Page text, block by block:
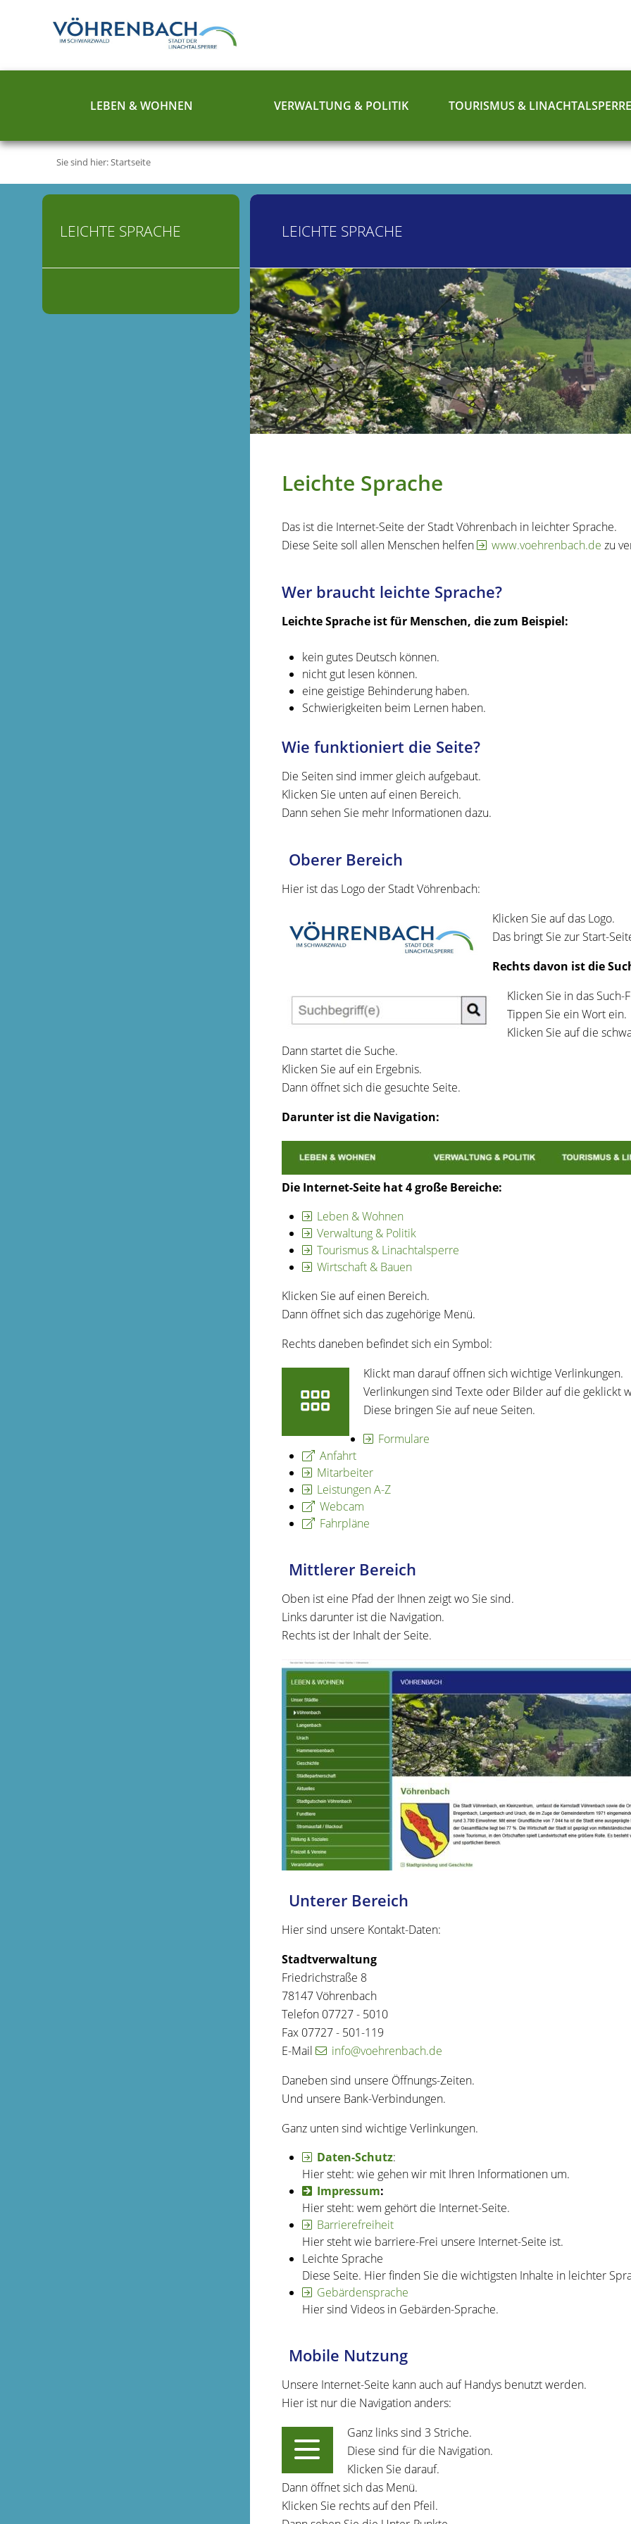
LEBEN & WOHNEN VERWALTUNG & POLITIK TOURISMUS &
Sie sind hier:Startseite
LEICHTE SPRACHE
Leichte Sprache
Das ist die Internet-Seite der Stadt Vöhrenbach in leichter Sprache.
Diese Seite soll allen Menschen helfen
www.voehrenbach.de zu
Wer braucht leichte Sprache?
Leichte Sprache ist für Menschen, die zum Beispiel:
kein gutes Deutsch können.
nicht gut lesen können.
eine geistige Behinderung haben.
Schwierigkeiten beim Lernen haben.
Wie funktioniert die Seite?
Die Seiten sind immer gleich aufgebaut.
Klicken Sie unten auf einen Bereich.
Dann sehen Sie mehr Informationen dazu.
Oberer Bereich
Hier ist das Logo der Stadt Vöhrenbach:
Klicken Sie auf das Logo.
Das bringt Sie zur Start-
Rechts davon ist die
Klicken Sie in das Such-
Tippen Sie ein Wort ein.
Klicken Sie auf die
Dann startet die Suche.
Klicken Sie auf ein Ergebnis.
Dann öffnet sich die gesuchte Seite.
Darunter ist die Navigation:
Die Internet-Seite hat 4 große Bereiche:
Leben & Wohnen
Verwaltung & Politik
Tourismus & Linachtalsperre
Wirtschaft & Bauen
Klicken Sie auf einen Bereich.
Dann öffnet sich das zugehörige Menü.
Rechts daneben befindet sich ein Symbol:
Klickt man darauf öffnen sich wichtige Verlinkungen.
Verlinkungen sind Texte oder Bilder auf die geklickt
Diese bringen Sie auf neue Seiten.
Formulare
Anfahrt
Mitarbeiter
Leistungen A-Z
Webcam
Fahrpläne
Mittlerer Bereich
Oben ist eine Pfad der Ihnen zeigt wo Sie sind.
Links darunter ist die Navigation.
Rechts ist der Inhalt der Seite.
Unterer Bereich
Hier sind unsere Kontakt-Daten:
Stadtverwaltung
Friedrichstraße 8
78147 Vöhrenbach
Telefon 07727 - 5010
Fax 07727 - 501-119
E-Mail
info@voehrenbach.de
Daneben sind unsere Öffnungs-Zeiten.
Und unsere Bank-Verbindungen.
Ganz unten sind wichtige Verlinkungen.
Daten-Schutz:
Hier steht: wie gehen wir mit Ihren Informationen um.
Impressum:
Hier steht: wem gehört die Internet-Seite.
Barrierefreiheit
Hier steht wie barriere-Frei unsere Internet-Seite ist.
Leichte Sprache
Diese Seite. Hier finden Sie die wichtigsten Inhalte in leichter
Gebärdensprache
Hier sind Videos in Gebärden-Sprache.
Mobile Nutzung
Unsere Internet-Seite kann auch auf Handys benutzt werden.
Hier ist nur die Navigation anders:
Ganz links sind 3 Striche.
Diese sind für die Navigation.
Klicken Sie darauf.
Dann öffnet sich das Menü.
Klicken Sie rechts auf den Pfeil.
LEICHTE SPRACHE